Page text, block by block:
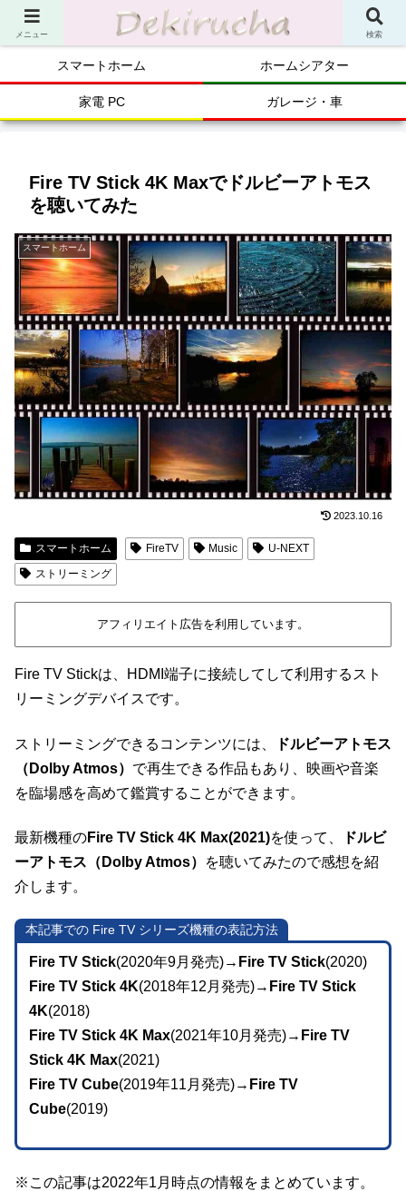
スマートホーム ホームシアター
家電 PC ガレージ・車
Fire TV Stick 4K Maxでドルビーアトモス
を聴いてみた
スマートホーム
2023.10.16
スマートホーム FireTV Music
U-NEXT
ストリーミング
アフィリエイト広告を利用しています。
Fire TV Stickは、HDMI端子に接続してして利用するスト
リーミングデバイスです。
ストリーミングできるコンテンツには、
ドルビーアトモス
（Dolby Atmos） で再生できる作品もあり、映画や音楽
を臨場感を高めて鑑賞することができます。
最新機種のFire TV Stick 4K Max(2021)を使って、
ドルビ
ーアトモス（Dolby Atmos）
を聴いてみたので感想を紹
介します。
本記事での Fire TV シリーズ機種の表記方法
Fire TV Stick(2020年9月発売)→ Fire TV Stick(2020)
Fire TV Stick 4K(2018年12月発売)→ Fire TV Stick
4K(2018)
Fire TV Stick 4K Max(2021年10月発売)→ Fire TV
Stick 4K Max(2021)
Fire TV Cube(2019年11月発売)→ Fire TV
Cube(2019)
※この記事は2022年1月時点の情報をまとめています。
メニュー 検索